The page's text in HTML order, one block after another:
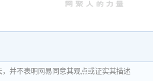
并不表明网易同意其观点或证实其描述